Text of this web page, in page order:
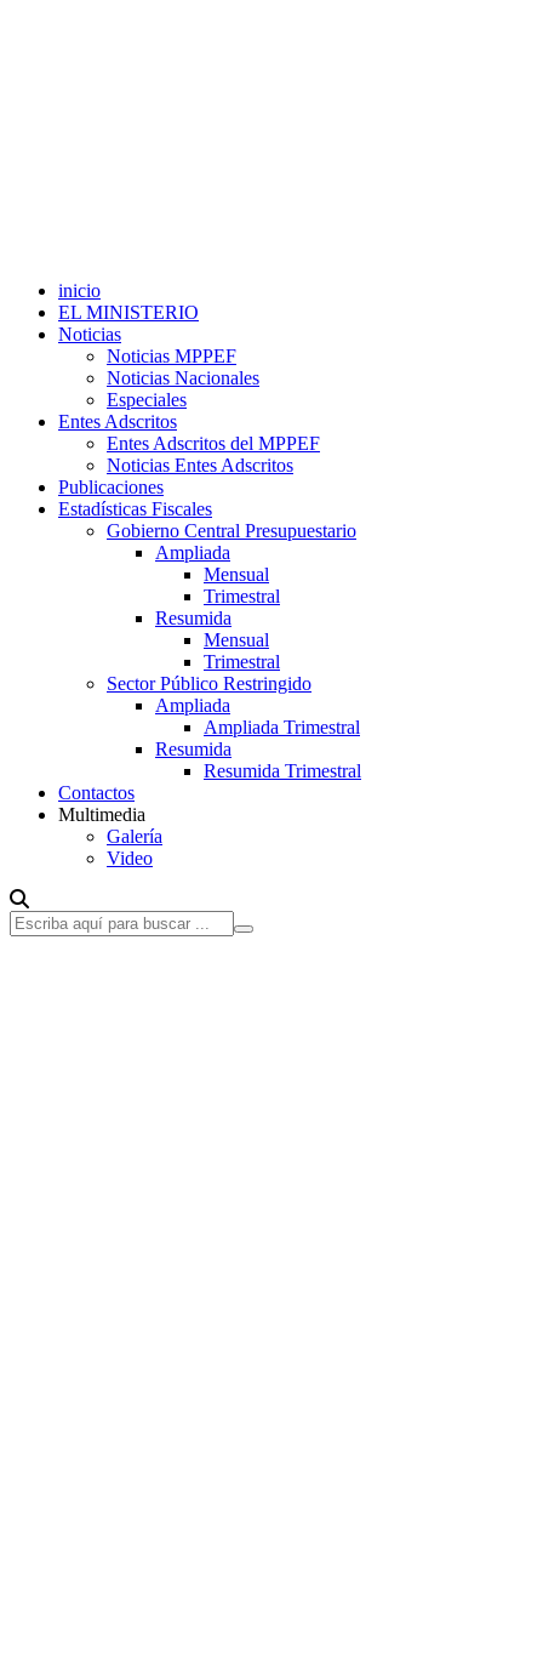
inicio
EL MINISTERIO
Noticias
Noticias MPPEF
Noticias Nacionales
Especiales
Entes Adscritos
Entes Adscritos del MPPEF
Noticias Entes Adscritos
Publicaciones
Estadísticas Fiscales
Gobierno Central Presupuestario
Ampliada
Mensual
Trimestral
Resumida
Mensual
Trimestral
Sector Público Restringido
Ampliada
Ampliada Trimestral
Resumida
Resumida Trimestral
Contactos
Multimedia
Galería
Video